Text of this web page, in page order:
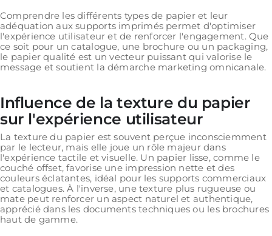
Comprendre les différents types de papier et leur
adéquation aux supports imprimés permet d'optimiser
l'expérience utilisateur et de renforcer l'engagement. Que
ce soit pour un catalogue, une brochure ou un packaging,
le papier qualité est un vecteur puissant qui valorise le
message et soutient la démarche marketing omnicanale.
Influence de la texture du papier
sur l'expérience utilisateur
La texture du papier est souvent perçue inconsciemment
par le lecteur, mais elle joue un rôle majeur dans
l'expérience tactile et visuelle. Un papier lisse, comme le
couché offset, favorise une impression nette et des
couleurs éclatantes, idéal pour les supports commerciaux
et catalogues. À l'inverse, une texture plus rugueuse ou
mate peut renforcer un aspect naturel et authentique,
apprécié dans les documents techniques ou les brochures
haut de gamme.